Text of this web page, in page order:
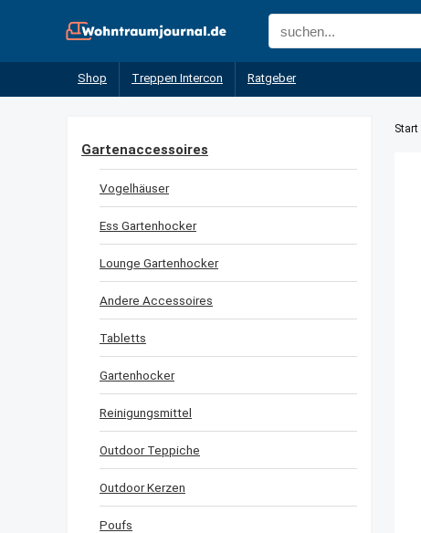
Shop Treppen Intercon Ratgeber
Start
Gartenaccessoires
Vogelhäuser
Ess Gartenhocker
Lounge Gartenhocker
Andere Accessoires
Tabletts
Gartenhocker
Reinigungsmittel
Outdoor Teppiche
Outdoor Kerzen
Poufs